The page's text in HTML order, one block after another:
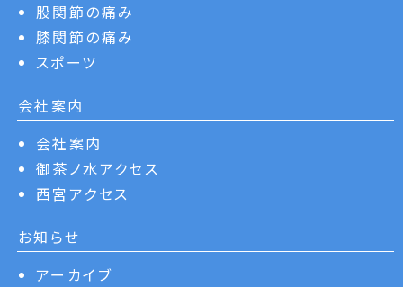
股関節の痛み
膝関節の痛み
スポーツ
会社案内
会社案内
御茶ノ水アクセス
西宮アクセス
お知らせ
アーカイブ